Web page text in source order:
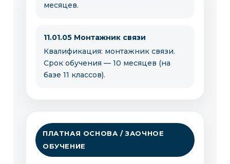
месяцев.
11.01.05 Монтажник связи
Квалификация: монтажник связи.
Срок обучения — 10 месяцев (на
базе 11 классов).
ПЛАТНАЯ ОСНОВА / ЗАОЧНОЕ
ОБУЧЕНИЕ